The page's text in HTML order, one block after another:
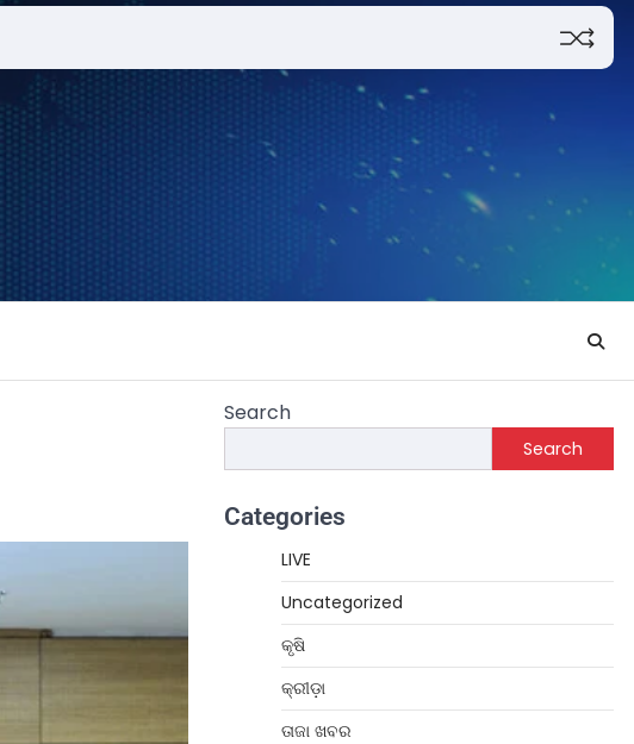
Search
Search
Categories
LIVE
Uncategorized
କୃଷି
କ୍ରୀଡ଼ା
ତାଜା ଖବର